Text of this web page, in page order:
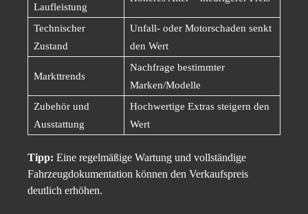
Laufleistung
Technischer
Zustand
Unfall- oder Motorschaden senkt
den Wert
Markttrends
Nachfrage bestimmter
Marken/Modelle
Zubehör und
Ausstattung
Hochwertige Extras steigern den
Wert
Tipp: Eine regelmäßige Wartung und vollständige
Fahrzeugdokumentation können den Verkaufspreis
deutlich erhöhen.